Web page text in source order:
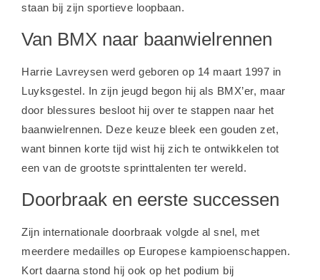
staan bij zijn sportieve loopbaan.
Van BMX naar baanwielrennen
Harrie Lavreysen werd geboren op 14 maart 1997 in
Luyksgestel. In zijn jeugd begon hij als BMX’er, maar
door blessures besloot hij over te stappen naar het
baanwielrennen. Deze keuze bleek een gouden zet,
want binnen korte tijd wist hij zich te ontwikkelen tot
een van de grootste sprinttalenten ter wereld.
Doorbraak en eerste successen
Zijn internationale doorbraak volgde al snel, met
meerdere medailles op Europese kampioenschappen.
Kort daarna stond hij ook op het podium bij